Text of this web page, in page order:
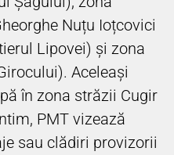
Nuțu Ioțcovici
Lipovei) și zona
Aceleași
în zona străzii Cugir
PMT vizează
sau clădiri provizorii